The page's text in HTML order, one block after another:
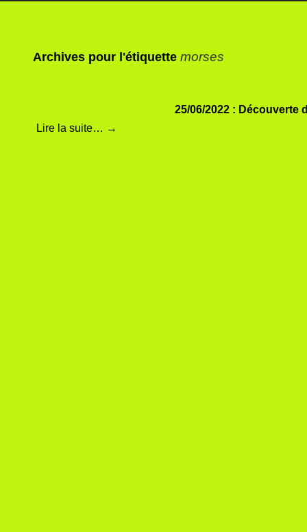
Archives pour l'étiquette morses
25/06/2022 : Découverte
Lire la suite… →